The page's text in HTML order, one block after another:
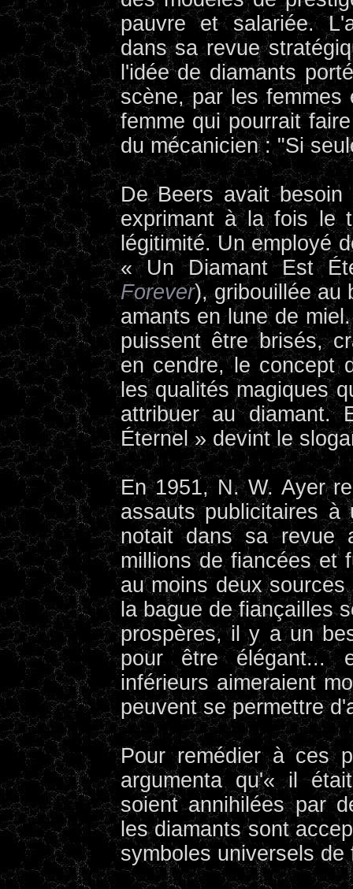
pauvre et salariée.
dans sa revue
l'idée de diamants
scène, par les
femme qui pourrait
du mécanicien : "Si
De Beers avait
exprimant à la fois le
légitimité. Un employé
« Un Diamant Est
Forever), gribouillée au
amants en lune de
puissent être brisés,
en cendre, le concept
les qualités magiques
attribuer au
Éternel » devint le
En 1951, N. W. Ayer
assauts publicitaires à
notait dans sa revue
millions de fiancées et
au moins deux
la bague de fiançailles
prospères, il y a un
pour être élégant...
inférieurs aimeraient
peuvent se permettre
Pour remédier à ces
argumenta qu'« il
soient annihilées par
les diamants sont
symboles universels de